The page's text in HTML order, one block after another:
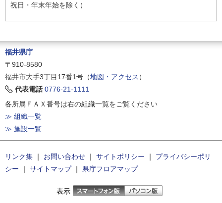
祝日・年末年始を除く）
福井県庁
〒910-8580
福井市大手3丁目17番1号（地図・アクセス ）
代表電話 0776-21-1111
各所属ＦＡＸ番号は右の組織一覧をご覧ください
≫ 組織一覧
≫ 施設一覧
リンク集 ｜ お問い合わせ ｜ サイトポリシー ｜
プライバシーポリ
シー ｜ サイトマップ｜ 県庁フロアマップ
表示